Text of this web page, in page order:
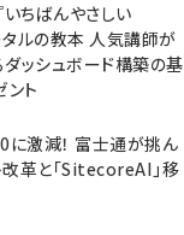
ちばんやさしい
ルの教本 人気講師が
ッシュボード構築の基
ント
激減！ 富士通が挑ん
革と「SitecoreAI」移